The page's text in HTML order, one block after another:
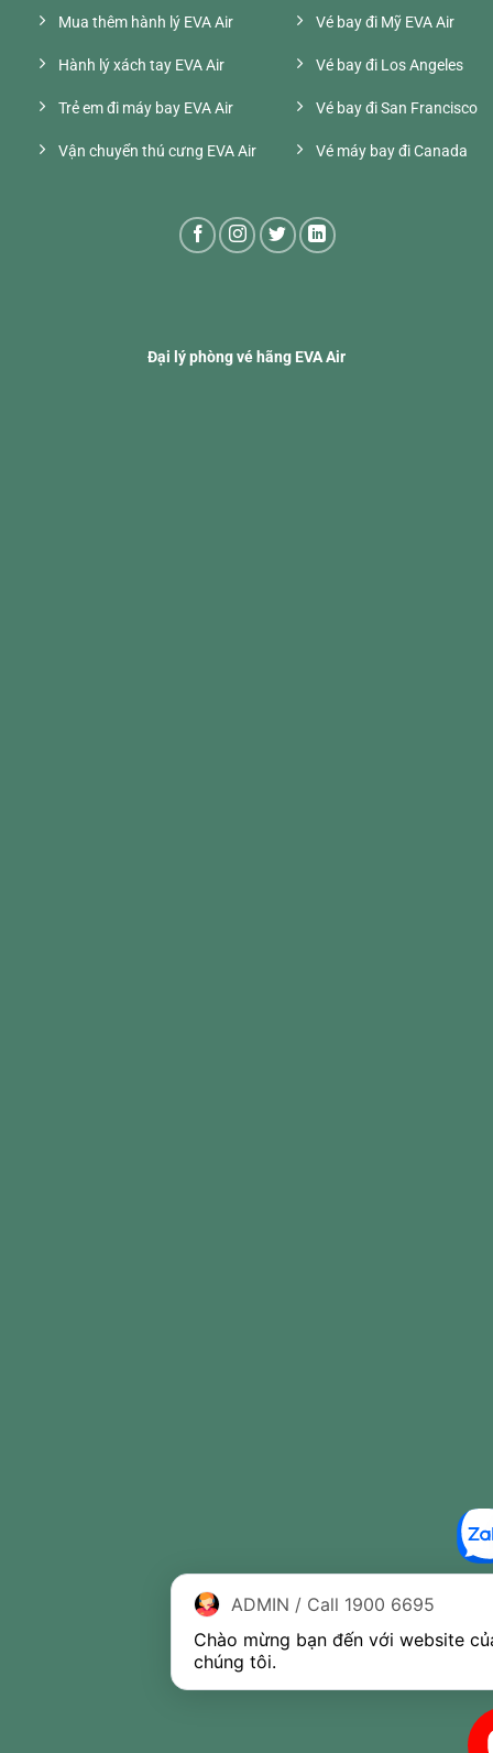
Mua thêm hành lý EVA Air
Hành lý xách tay EVA Air
Trẻ em đi máy bay EVA Air
Vận chuyển thú cưng EVA Air
Vé bay đi Mỹ EVA Air
Vé bay đi Los Angeles
Vé bay đi San Francisco
Vé máy bay đi Canada
Đại lý phòng vé hãng EVA Air
ADMIN / Call 1900 6695
Chào mừng bạn đến với website
chúng tôi.